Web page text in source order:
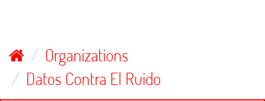
Organizations
Datos Contra El Ruido